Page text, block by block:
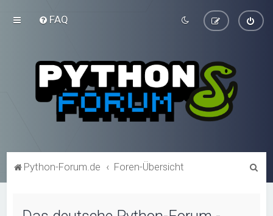
FAQ
Python-Forum.de Foren-Übersicht